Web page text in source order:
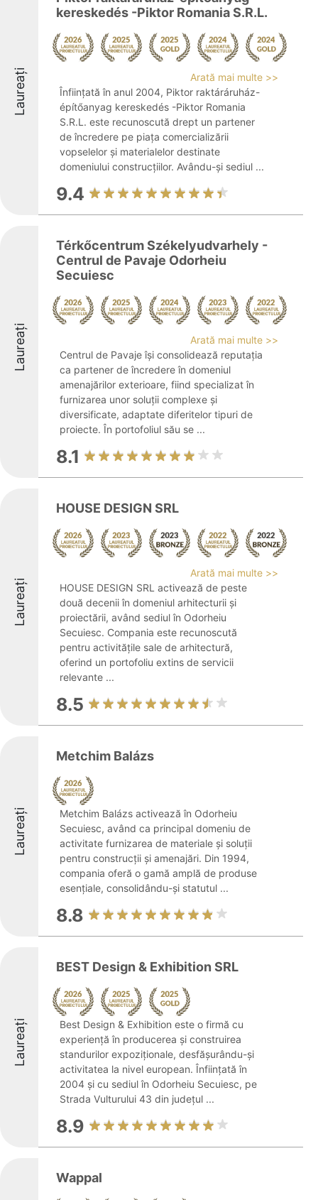
Laureați
kereskedés -Piktor Romania S.R.L.
Arată mai multe >>
Înființată în anul 2004, Piktor raktáráruház-
építőanyag kereskedés -Piktor Romania
S.R.L. este recunoscută drept un partener
de încredere pe piața comercializării
vopselelor și materialelor destinate
domeniului construcțiilor. Avându-și sediul ...
9.4
Laureați
Térkőcentrum Székelyudvarhely -
Centrul de Pavaje Odorheiu
Secuiesc
Arată mai multe >>
Centrul de Pavaje își consolidează reputația
ca partener de încredere în domeniul
amenajărilor exterioare, fiind specializat în
furnizarea unor soluții complexe și
diversificate, adaptate diferitelor tipuri de
proiecte. În portofoliul său se ...
8.1
Laureați
HOUSE DESIGN SRL
Arată mai multe >>
HOUSE DESIGN SRL activează de peste
două decenii în domeniul arhitecturii și
proiectării, având sediul în Odorheiu
Secuiesc. Compania este recunoscută
pentru activitățile sale de arhitectură,
oferind un portofoliu extins de servicii
relevante ...
8.5
Laureați
Metchim Balázs
Metchim Balázs activează în Odorheiu
Secuiesc, având ca principal domeniu de
activitate furnizarea de materiale și soluții
pentru construcții și amenajări. Din 1994,
compania oferă o gamă amplă de produse
esențiale, consolidându-și statutul ...
8.8
Laureați
BEST Design & Exhibition SRL
Best Design & Exhibition este o firmă cu
experiență în producerea și construirea
standurilor expoziționale, desfășurându-și
activitatea la nivel european. Înființată în
2004 și cu sediul în Odorheiu Secuiesc, pe
Strada Vulturului 43 din județul ...
8.9
Wappal